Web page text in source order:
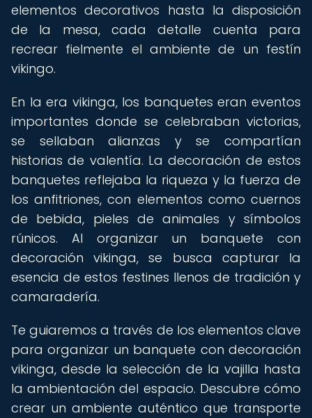
elementos decorativos hasta la disposición
de la mesa, cada detalle cuenta para
recrear fielmente el ambiente de un festín
vikingo.
En la era vikinga, los banquetes eran eventos
importantes donde se celebraban victorias,
se sellaban alianzas y se compartían
historias de valentía. La decoración de estos
banquetes reflejaba la riqueza y la fuerza de
los anfitriones, con elementos como cuernos
de bebida, pieles de animales y símbolos
rúnicos. Al organizar un banquete con
decoración vikinga, se busca capturar la
esencia de estos festines llenos de tradición y
camaradería.
Te guiaremos a través de los elementos clave
para organizar un banquete con decoración
vikinga, desde la selección de la vajilla hasta
la ambientación del espacio. Descubre cómo
crear un ambiente auténtico que transporte